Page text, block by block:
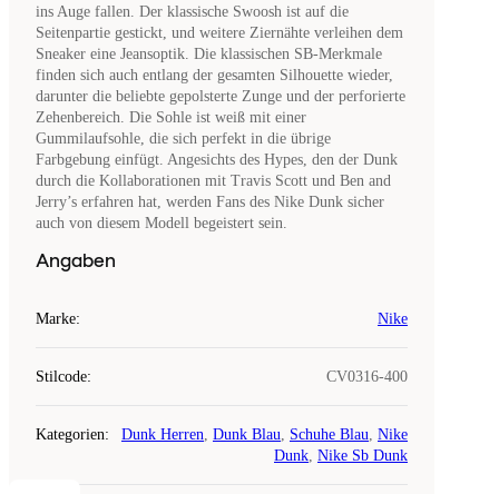
ins Auge fallen. Der klassische Swoosh ist auf die
Seitenpartie gestickt, und weitere Ziernähte verleihen dem
Sneaker eine Jeansoptik. Die klassischen SB-Merkmale
finden sich auch entlang der gesamten Silhouette wieder,
darunter die beliebte gepolsterte Zunge und der perforierte
Zehenbereich. Die Sohle ist weiß mit einer
Gummilaufsohle, die sich perfekt in die übrige
Farbgebung einfügt. Angesichts des Hypes, den der Dunk
durch die Kollaborationen mit Travis Scott und Ben and
Jerry’s erfahren hat, werden Fans des Nike Dunk sicher
auch von diesem Modell begeistert sein.
Angaben
Marke: Nike
Stilcode: CV0316-400
Kategorien: Dunk Herren, Dunk Blau, Schuhe Blau, Nike
Dunk, Nike Sb Dunk